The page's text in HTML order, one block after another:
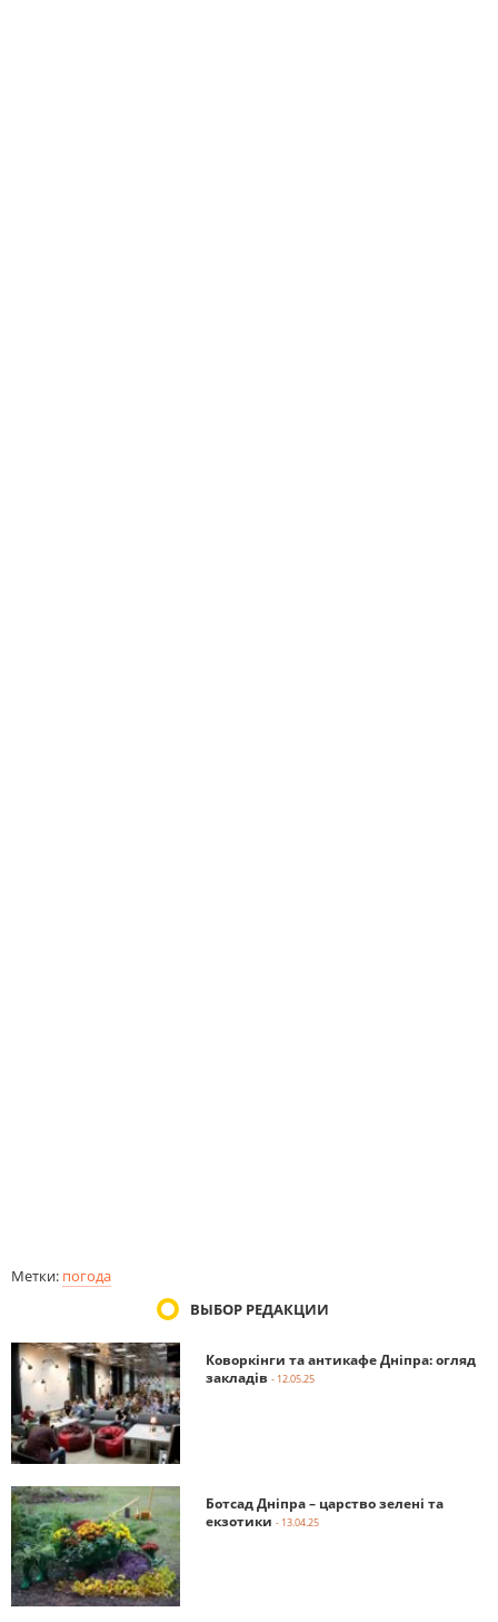
Метки: погода
ВЫБОР РЕДАКЦИИ
Коворкінги та антикафе Дніпра: огляд
закладів - 12.05.25
Ботсад Дніпра – царство зелені та
екзотики - 13.04.25